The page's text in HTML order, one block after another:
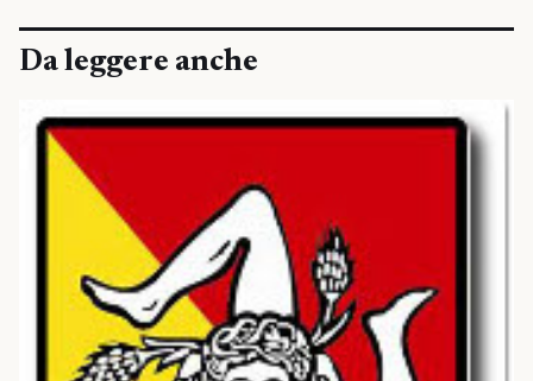
Da leggere anche